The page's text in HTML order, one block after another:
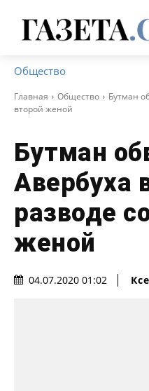
Общество
Главная Общество
Бутман
второй женой
Бутман
Авербуха
разводе
женой
04.07.2020 01:02